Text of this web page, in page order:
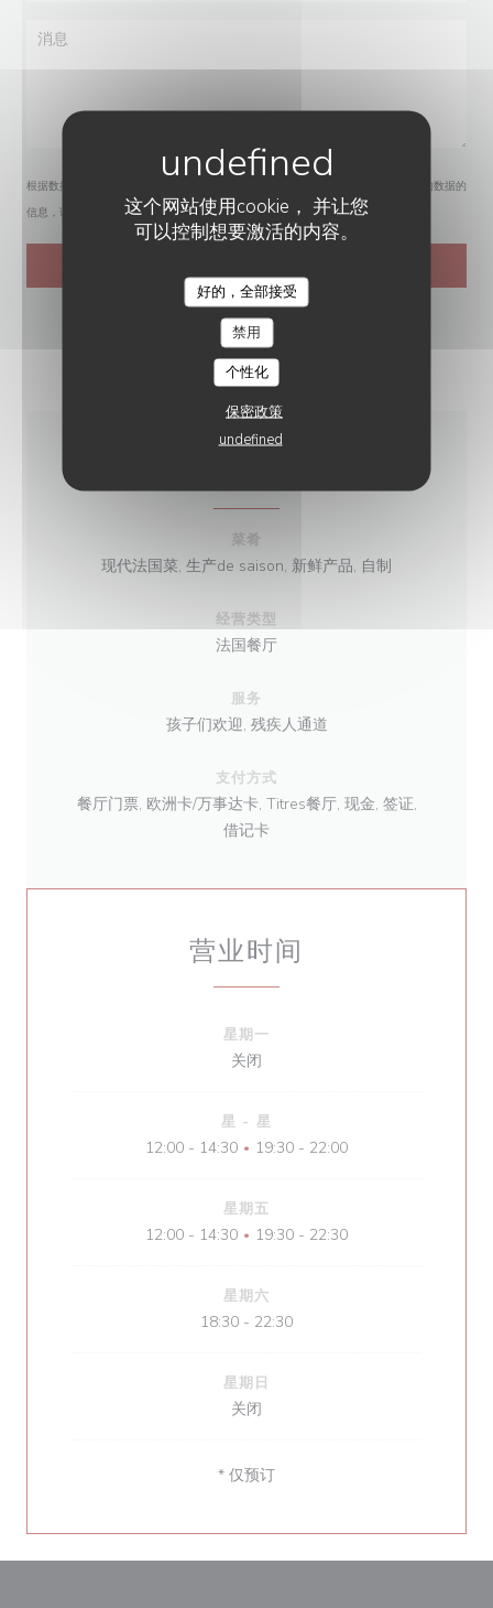
这个网站使用cookie， 并让您
可以控制想要激活的内容。
好的，全部接受
禁用
个性化
保密政策
undefined
根据数据保护法规，您有权拒绝接收营销电话。如需了解更多关于我们如何处理您的数据的
信息，请查看我们的隐私政策。
菜肴
现代法国菜, 生产de saison, 新鲜产品, 自制
经营类型
法国餐厅
服务
孩子们欢迎, 残疾人通道
支付方式
餐厅门票, 欧洲卡/万事达卡, Titres餐厅, 现金, 签证,
借记卡
营业时间
星期一
关闭
星 - 星
12:00 - 14:30 • 19:30 - 22:00
星期五
12:00 - 14:30 • 19:30 - 22:30
星期六
18:30 - 22:30
星期日
关闭
* 仅预订